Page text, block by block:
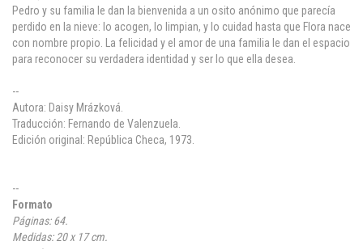
Pedro y su familia le dan la bienvenida a un osito anónimo que parecía
perdido en la nieve: lo acogen, lo limpian, y lo cuidad hasta que Flora nace
con nombre propio. La felicidad y el amor de una familia le dan el espacio
para reconocer su verdadera identidad y ser lo que ella desea.
--
Autora: Daisy Mrázková.
Traducción: Fernando de Valenzuela.
Edición original: República Checa, 1973.
--
Formato
Páginas: 64.
Medidas: 20 x 17 cm.